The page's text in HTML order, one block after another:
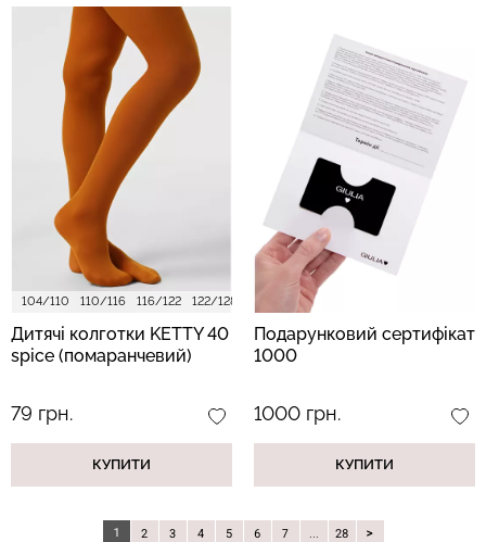
104/110 110/116 116/122 122/128 140/146
Дитячі колготки KETTY 40
spice (помаранчевий)
79 грн.
КУПИТИ
Подарунковий сертифікат
1000
1000 грн.
КУПИТИ
1 2 3 4 5 6 7 ... 28